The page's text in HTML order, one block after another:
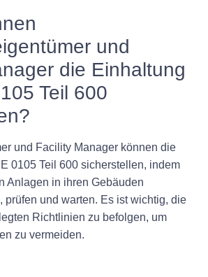
und
die Einhaltung
Teil 600
und Facility Manager können die
0105 Teil 600 sicherstellen, indem
Anlagen in ihren Gebäuden
prüfen und warten. Es ist wichtig, die
Richtlinien zu befolgen, um
zu vermeiden.